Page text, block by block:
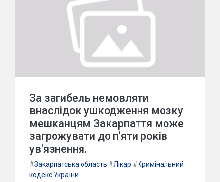
За загибель немовляти
внаслідок ушкодження мозку
мешканцям Закарпаття може
загрожувати до п'яти років
ув'язнення.
#Закарпатська область #Лікар #Кримінальний
кодекс України